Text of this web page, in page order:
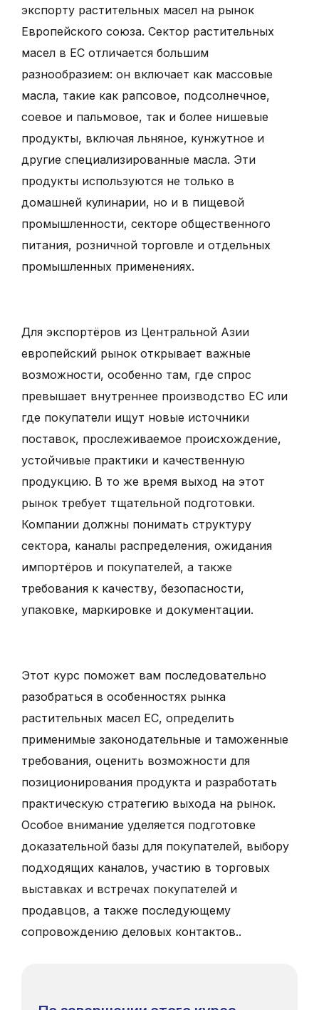
экспорту растительных масел на рынок
Европейского союза. Сектор растительных
масел в ЕС отличается большим
разнообразием: он включает как массовые
масла, такие как рапсовое, подсолнечное,
соевое и пальмовое, так и более нишевые
продукты, включая льняное, кунжутное и
другие специализированные масла. Эти
продукты используются не только в
домашней кулинарии, но и в пищевой
промышленности, секторе общественного
питания, розничной торговле и отдельных
промышленных применениях.
Для экспортёров из Центральной Азии
европейский рынок открывает важные
возможности, особенно там, где спрос
превышает внутреннее производство ЕС или
где покупатели ищут новые источники
поставок, прослеживаемое происхождение,
устойчивые практики и качественную
продукцию. В то же время выход на этот
рынок требует тщательной подготовки.
Компании должны понимать структуру
сектора, каналы распределения, ожидания
импортёров и покупателей, а также
требования к качеству, безопасности,
упаковке, маркировке и документации.
Этот курс поможет вам последовательно
разобраться в особенностях рынка
растительных масел ЕС, определить
применимые законодательные и таможенные
требования, оценить возможности для
позиционирования продукта и разработать
практическую стратегию выхода на рынок.
Особое внимание уделяется подготовке
доказательной базы для покупателей, выбору
подходящих каналов, участию в торговых
выставках и встречах покупателей и
продавцов, а также последующему
сопровождению деловых контактов..